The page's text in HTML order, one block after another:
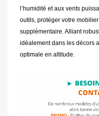
l’humidité et aux vents
outils, protéger votre
supplémentaire. Alliant
idéalement dans les décors
optimale en altitude.